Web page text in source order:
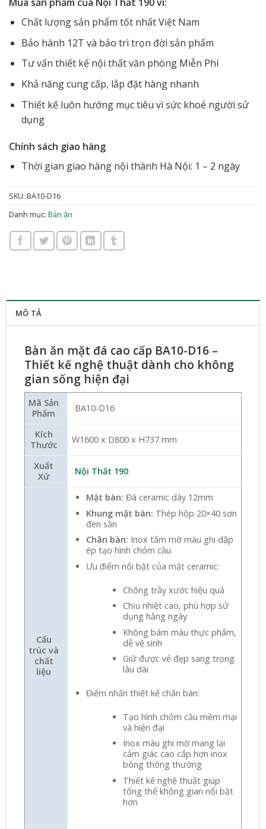
Chất lượng sản phẩm tốt nhất Việt Nam
Bảo hành 12T và bảo trì trọn đời sản phẩm
Tư vấn thiết kế nội thất văn phòng Miễn Phí
Khả năng cung cấp, lắp đặt hàng nhanh
Thiết kế luôn hướng mục tiêu vì sức khoẻ người sử
dụng
Chính sách giao hàng
Thời gian giao hàng nội thành Hà Nội: 1 – 2 ngày
SKU: BA10-D16
Danh mục: Bàn ăn
MÔ TẢ
Bàn ăn mặt đá cao cấp BA10-D16 –
Thiết kế nghệ thuật dành cho không
gian sống hiện đại
Mã Sản
Phẩm
BA10-D16
Kích
Thước
W1600 x D800 x H737 mm
Xuất
Xứ
Nội Thất 190
Cấu
trúc và
chất
liệu
Mặt bàn: Đá ceramic dày 12mm
Khung mặt bàn: Thép hộp 20×40 sơn
đen sần
Chân bàn: Inox tấm mờ màu ghi dập
ép tạo hình chỏm cầu
Ưu điểm nổi bật của mặt ceramic:
Chống trầy xước hiệu quả
Chịu nhiệt cao, phù hợp sử
dụng hằng ngày
Không bám màu thực phẩm,
dễ vệ sinh
Giữ được vẻ đẹp sang trọng
lâu dài
Điểm nhấn thiết kế chân bàn:
Tạo hình chỏm cầu mềm mại
và hiện đại
Inox màu ghi mờ mang lại
cảm giác cao cấp hơn inox
bóng thông thường
Thiết kế nghệ thuật giúp
tổng thể không gian nổi bật
hơn